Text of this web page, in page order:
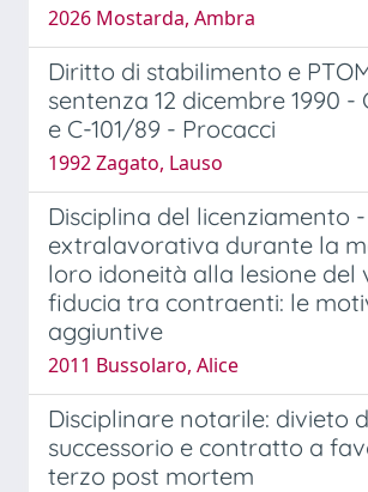
2026 Mostarda, Ambra
Diritto di stabilimento e
sentenza 12 dicembre 1990 -
e C-101/89 - Procacci
1992 Zagato, Lauso
Disciplina del licenziamento
extralavorativa durante la
loro idoneità alla lesione del
fiducia tra contraenti: le
aggiuntive
2011 Bussolaro, Alice
Disciplinare notarile: divieto
successorio e contratto a
terzo post mortem